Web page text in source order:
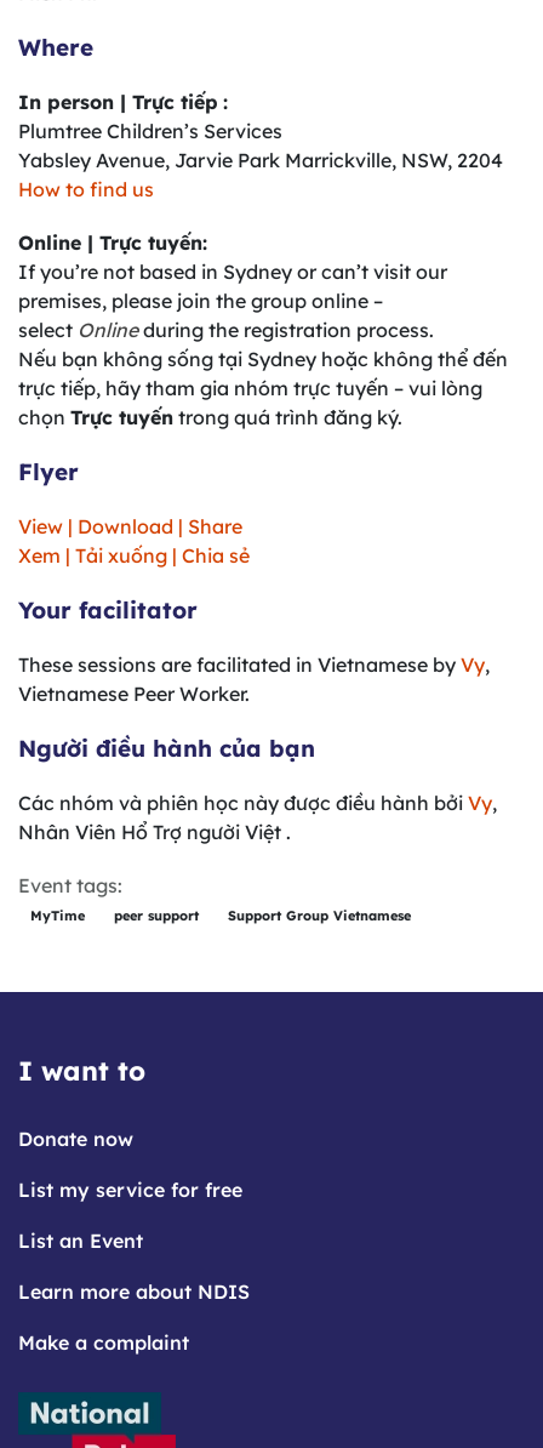
Where
In person | Trực tiếp :
Plumtree Children’s Services
Yabsley Avenue, Jarvie Park Marrickville, NSW, 2204
How to find us
Online | Trực tuyến:
If you’re not based in Sydney or can’t visit our
premises, please join the group online –
select Onlineduring the registration process.
Nếu bạn không sống tại Sydney hoặc không thể đến
trực tiếp, hãy tham gia nhóm trực tuyến – vui lòng
chọn Trực tuyến trong quá trình đăng ký.
Flyer
View | Download | Share
Xem | Tải xuống | Chia sẻ
Your facilitator
These sessions are facilitated in Vietnamese by Vy,
Vietnamese Peer Worker.
Người điều hành của bạn
Các nhóm và phiên học này được điều hành bởi Vy,
Nhân Viên Hổ Trợ người Việt .
Event tags:
MyTime peer support Support Group Vietnamese
I want to
Donate now
List my service for free
List an Event
Learn more about NDIS
Make a complaint